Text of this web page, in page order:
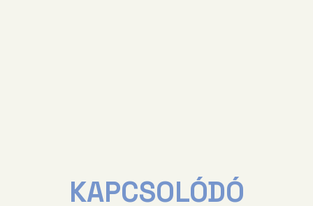
KAPCSOLÓDÓ